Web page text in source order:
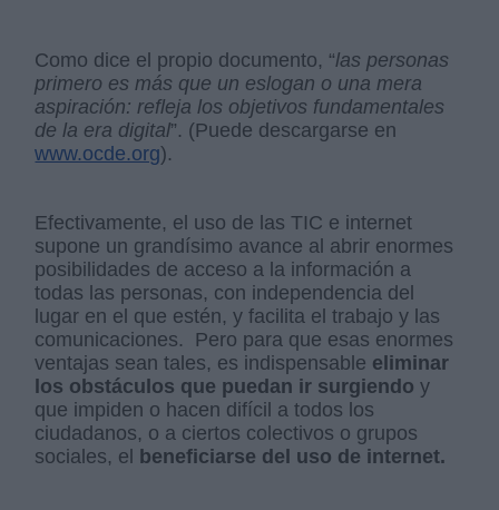
Como dice el propio documento, “las personas
primero es más que un eslogan o una mera
aspiración: refleja los objetivos fundamentales
de la era digital”. (Puede descargarse en
www.ocde.org).
Efectivamente, el uso de las TIC e internet
supone un grandísimo avance al abrir enormes
posibilidades de acceso a la información a
todas las personas, con independencia del
lugar en el que estén, y facilita el trabajo y las
comunicaciones. Pero para que esas enormes
ventajas sean tales, es indispensable eliminar
los obstáculos que puedan ir surgiendo y
que impiden o hacen difícil a todos los
ciudadanos, o a ciertos colectivos o grupos
sociales, el
beneficiarse del uso de internet.